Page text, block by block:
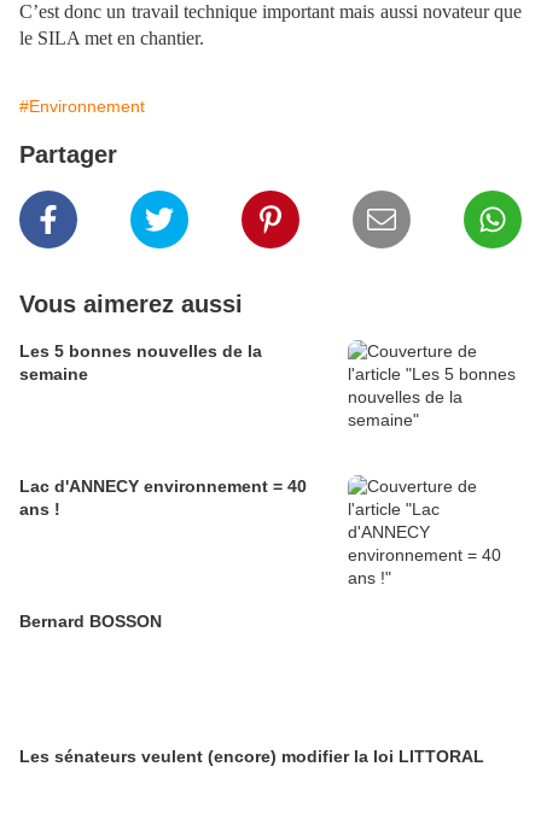
C’est donc un travail technique important mais aussi novateur que
le SILA met en chantier.
#Environnement
Partager
Vous aimerez aussi
Les 5 bonnes nouvelles de la
semaine
Lac d'ANNECY environnement = 40
ans !
Bernard BOSSON
Les sénateurs veulent (encore) modifier la loi LITTORAL